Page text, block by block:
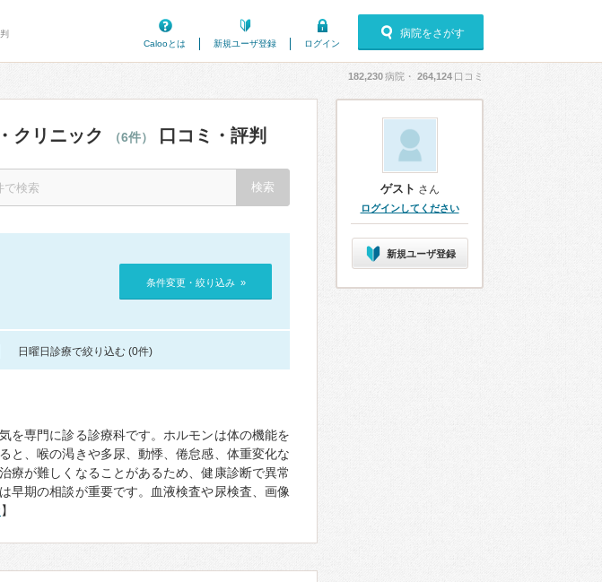
Calooとは
新規ユーザ登録 ログイン
病院をさがす
182,230病院・ 264,124 口コミ
クリニック （6件） 口コミ・評判
条件変更・絞り込み »
日曜日診療で絞り込む (0件)
を専門に診る診療科です。ホルモンは体の機能を
と、喉の渇きや多尿、動悸、倦怠感、体重変化な
療が難しくなることがあるため、健康診断で異常
早期の相談が重要です。血液検査や尿検査、画像
】
ゲスト さん
ログインしてください
新規ユーザ登録